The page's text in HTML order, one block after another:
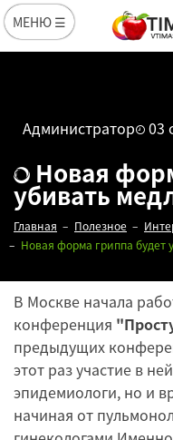
МЕНЮ ☰
Администратор 03
Новая
убивать
Главная Полезное
Новая форма гриппа будет
В Москве начала
конференция
предыдущих
этот раз участие в
эпидемиологи, но и
начиная от